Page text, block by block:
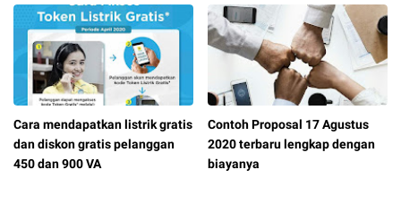
Cara mendapatkan listrik gratis
dan diskon gratis pelanggan
450 dan 900 VA
Contoh Proposal 17 Agustus
2020 terbaru lengkap dengan
biayanya